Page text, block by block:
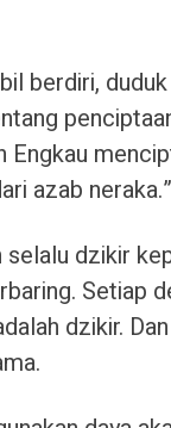
berdiri,
Engkau
azab neraka.”
dzikir
Setiap
dzikir.